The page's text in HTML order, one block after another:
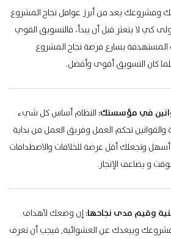
ومشروعك يعد من أبرز عوامل نجاح المشروع
كي لا يتعثر قبل أن يبدأ، فالتسويق القوي
المستهدفة يسارع فرصة نجاح المشروع
كان التسويق أقوى وأفضل.
النظام أساس كل شيء
والقوانين تحكم العمل وفريق العمل من بداية
وتجعلك أقل عرضة للخلافات والاصطدامات
و يضاعف الإنجاز.
إن وضعك لأهداف
ويبعدك عن العشوائية, فيجب أن تعرف